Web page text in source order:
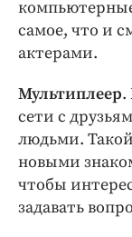
самое, что и
актерами.
Мультиплеер.
сети с
людьми.
новыми
чтобы
задавать